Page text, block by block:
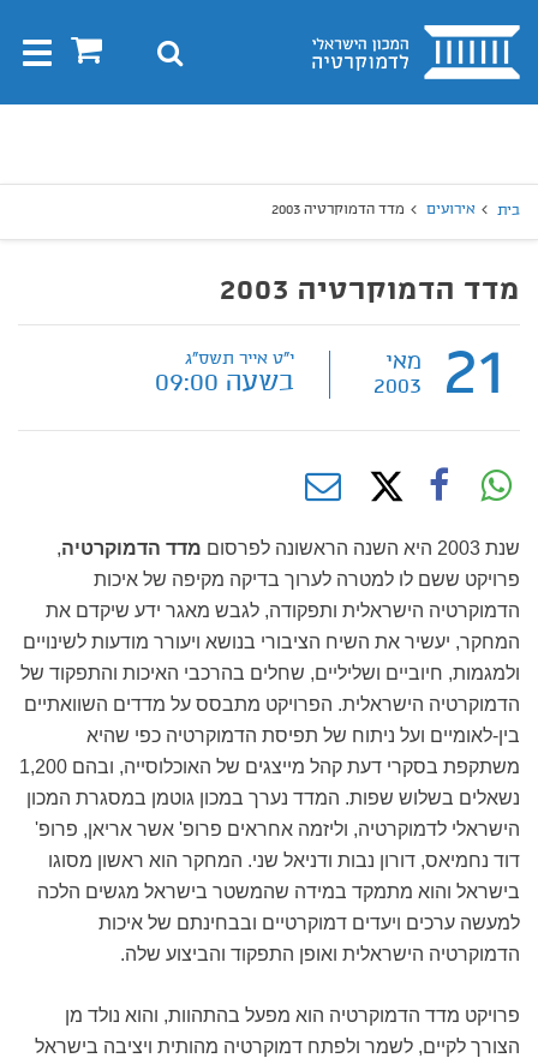
בית 0 חיפוש
בית אירועים מדד הדמוקרטיה 2003
מדד הדמוקרטיה 2003
21
מאי
2003
י"ט אייר תשס"ג
בשעה 09:00
שנת 2003 היא השנה הראשונה לפרסום מדד הדמוקרטיה,
פרויקט ששם לו למטרה לערוך בדיקה מקיפה של איכות
הדמוקרטיה הישראלית ותפקודה, לגבש מאגר ידע שיקדם את
המחקר, יעשיר את השיח הציבורי בנושא ויעורר מודעות לשינויים
ולמגמות, חיוביים ושליליים, שחלים בהרכבי האיכות והתפקוד של
הדמוקרטיה הישראלית. הפרויקט מתבסס על מדדים השוואתיים
בין-לאומיים ועל ניתוח של תפיסת הדמוקרטיה כפי שהיא
משתקפת בסקרי דעת קהל מייצגים של האוכלוסייה, ובהם 1,200
נשאלים בשלוש שפות. המדד נערך במכון גוטמן במסגרת המכון
הישראלי לדמוקרטיה, וליזמה אחראים פרופ' אשר אריאן, פרופ'
דוד נחמיאס, דורון נבות ודניאל שני. המחקר הוא ראשון מסוגו
בישראל והוא מתמקד במידה שהמשטר בישראל מגשים הלכה
למעשה ערכים ויעדים דמוקרטיים ובבחינתם של איכות
הדמוקרטיה הישראלית ואופן התפקוד והביצוע שלה.
פרויקט מדד הדמוקרטיה הוא מפעל בהתהוות, והוא נולד מן
הצורך לקיים, לשמר ולפתח דמוקרטיה מהותית ויציבה בישראל